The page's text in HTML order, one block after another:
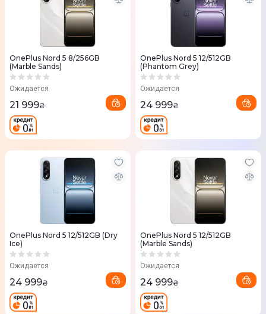
OnePlus Nord 5 8/256GB
(Marble Sands)
Ожидается
21 999₴
OnePlus Nord 5 12/512GB
(Phantom Grey)
Ожидается
24 999₴
OnePlus Nord 5 12/512GB (Dry
Ice)
Ожидается
24 999₴
OnePlus Nord 5 12/512GB
(Marble Sands)
Ожидается
24 999₴